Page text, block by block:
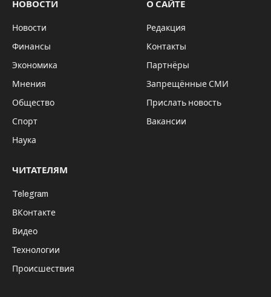
Областной конкурс клубов юных друзей
Купинском районе.
Участники 12 военно-патриотических клубов